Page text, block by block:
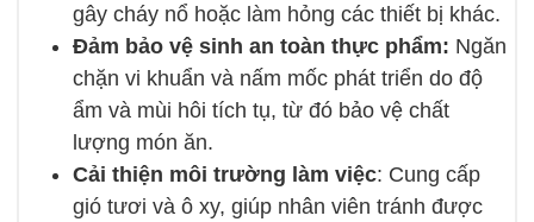
gây cháy nổ hoặc làm hỏng các thiết bị khác.
Đảm bảo vệ sinh an toàn thực phẩm: Ngăn
chặn vi khuẩn và nấm mốc phát triển do độ
ẩm và mùi hôi tích tụ, từ đó bảo vệ chất
lượng món ăn.
Cải thiện môi trường làm việc: Cung cấp
gió tươi và ô xy, giúp nhân viên tránh được